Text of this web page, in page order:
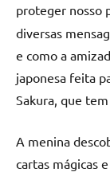
proteger nosso
diversas
e como a
japonesa feita
Sakura, que
A menina
cartas mágicas